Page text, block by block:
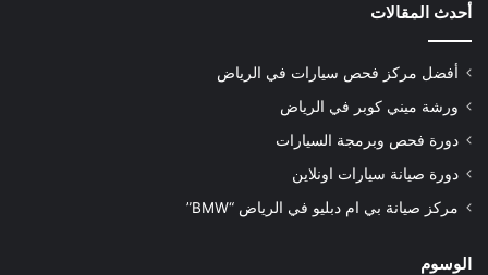
أحدث المقالات
أفضل مركز فحص سيارات في الرياض
ورشة ميني كوبر في الرياض
دورة فحص وبرمجة السيارات
دورة صيانة سيارات اونلاين
مركز صيانة بي ام دبليو في الرياض “BMW”
الوسوم